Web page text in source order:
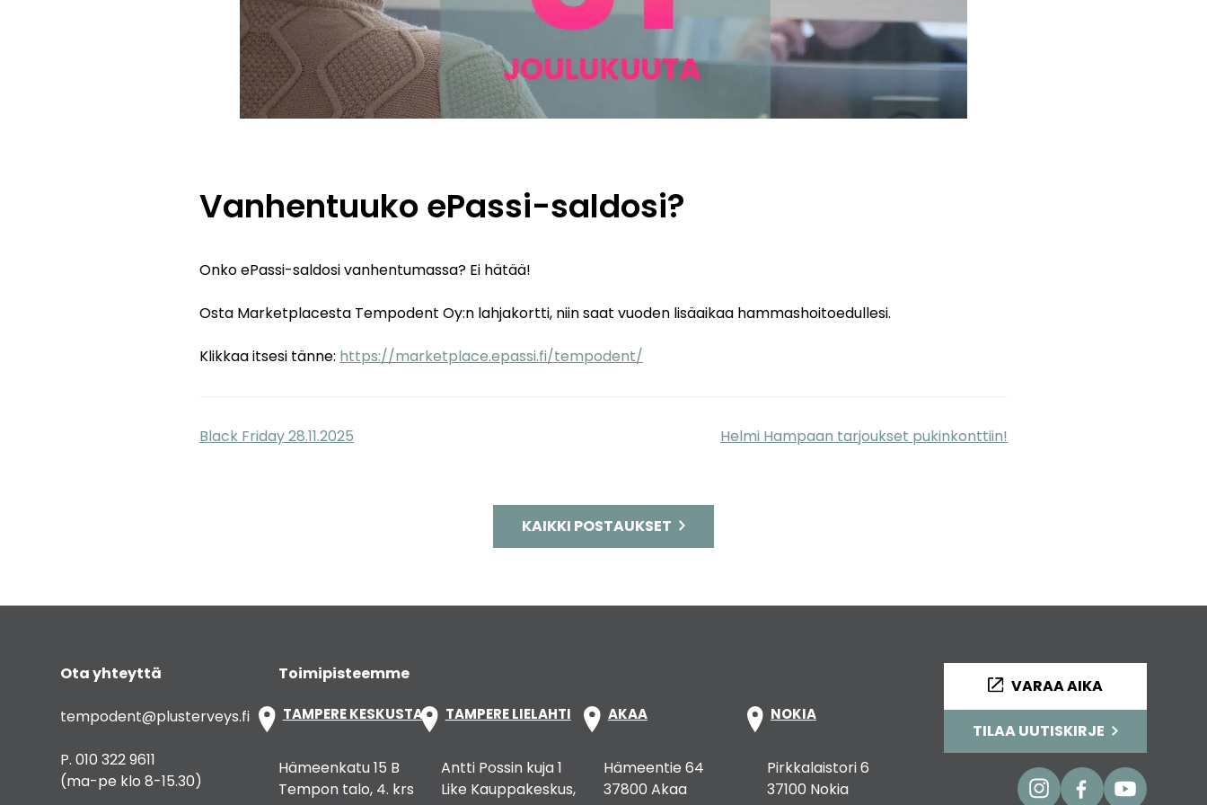
Vanhentuuko ePassi-saldosi?
Onko ePassi-saldosi vanhentumassa? Ei hätää!
Osta Marketplacesta Tempodent Oy:n lahjakortti, niin saat vuoden lisäaikaa hammashoitoedullesi.
Klikkaa itsesi tänne: https://marketplace.epassi.fi/tempodent/
Artikkelien
Black Friday 28.11.2025 Helmi Hampaan tarjoukset pukinkonttiin!
KAIKKI POSTAUKSET
Ota yhteyttä
tempodent@plusterveys.fi
P. 010 322 9611
(ma-pe klo 8-15.30)
Toimipisteemme
TAMPERE KESKUSTA
Hämeenkatu 15 B
Tempon talo, 4. krs
TAMPERE LIELAHTI
Antti Possin kuja 1
Like Kauppakeskus,
AKAA
Hämeentie 64
37800 Akaa
NOKIA
Pirkkalaistori 6
37100 Nokia
VARAA AIKA
TILAA UUTISKIRJE